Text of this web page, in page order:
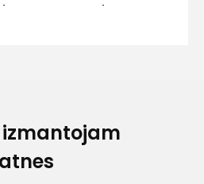
izmantojam
starpzole.
S1P SRC
nov., LV - 3801
Sūtīt ziņojumu